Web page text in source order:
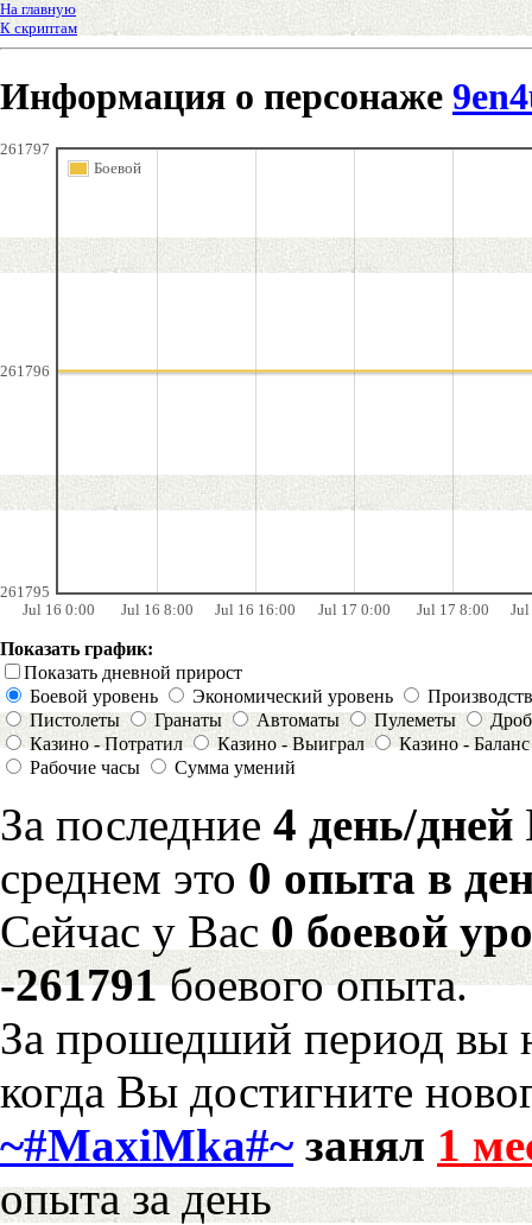
На главную
К скриптам
Информация о персонаже
Jul 16 0:00 Jul 16 8:00 Jul 16 16:00 Jul 17 0:00 Jul 17 8:00
261795
261796
261797
Боевой
Показать график:
Показать дневной прирост
Боевой уровень
Экономический уровень
Пистолеты
Гранаты Автоматы Пулеметы
Казино - Потратил
Казино - Выиграл
Казино - Баланс
Рабочие часы
Сумма умений
За последние 4 день/дней
среднем это 0 опыта в
Сейчас у Вас 0 боевой
-261791боевого опыта.
За прошедший период вы
когда Вы достигните
~#MaxiMka#~ занял 1
опыта за день